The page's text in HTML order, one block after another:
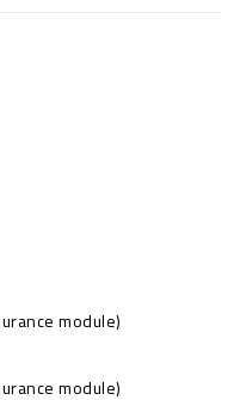
module)
module)